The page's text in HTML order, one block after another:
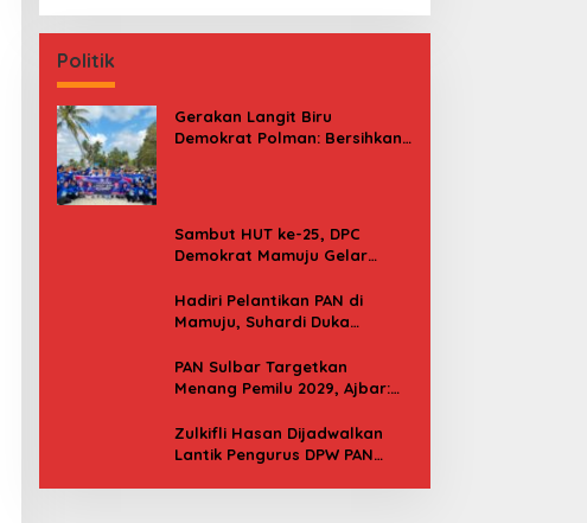
Politik
Gerakan Langit Biru
Demokrat Polman: Bersihkan
Sambut HUT ke-25, DPC
Demokrat Mamuju Gelar
Indonesia Asri
Hadiri Pelantikan PAN di
Mamuju, Suhardi Duka
Bupati
PAN Sulbar Targetkan
Menang Pemilu 2029, Ajbar:
Besok
Zulkifli Hasan Dijadwalkan
Lantik Pengurus DPW PAN